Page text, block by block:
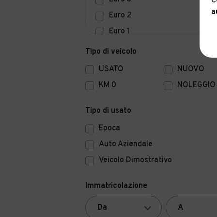
Euro 2
Euro 1
Euro 0
Tipo di veicolo
USATO
NUOVO
KM 0
NOLEGGIO
Tipo di usato
Epoca
Auto Aziendale
Veicolo Dimostrativo
Immatricolazione